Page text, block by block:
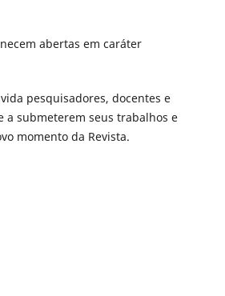
abertas em caráter
pesquisadores, docentes e
a submeterem seus trabalhos e
momento da Revista.